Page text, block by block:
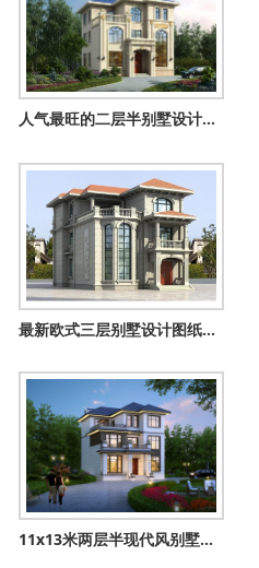
人气最旺的二层半别墅设计图纸，复式挑空二层半自建房
最新欧式三层别墅设计图纸，超漂亮，预算30到40万
11x13米两层半现代风别墅设计图，​​看过的都后悔建早了！